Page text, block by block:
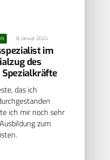
8. Januar 2024
im
des
das ich
ich mir noch sehr
zum